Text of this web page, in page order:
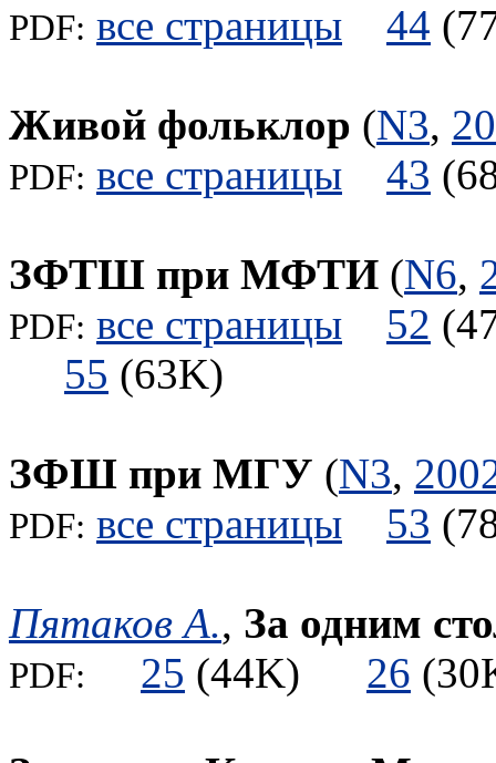
PDF: все страницы 44
Живой фольклор (N3,
PDF: все страницы 43
ЗФТШ при МФТИ (N6,
PDF: все страницы 52
55 (63K)
ЗФШ при МГУ (N3,
PDF: все страницы 53
Пятаков А., За одним
PDF: 25 (44K) 26